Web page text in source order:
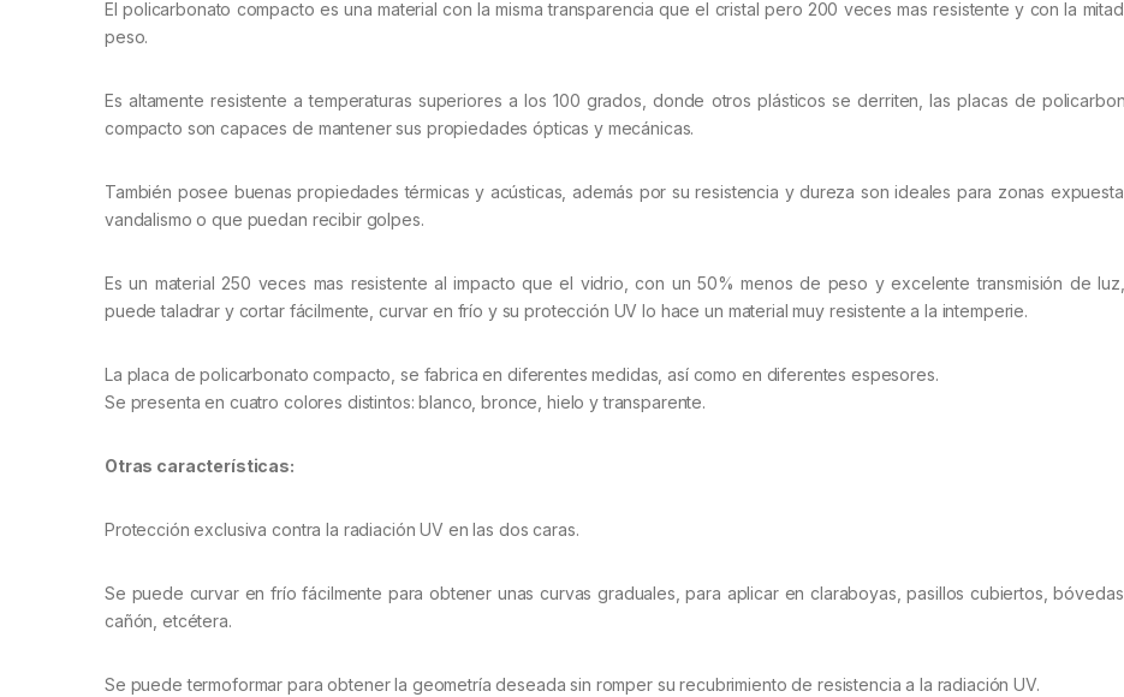
El policarbonato compacto es una material con la misma transparencia que el cristal pero 200 veces mas resistente y con la
peso.
Es altamente resistente a temperaturas superiores a los 100 grados, donde otros plásticos se derriten, las placas de
compacto son capaces de mantener sus propiedades ópticas y mecánicas.
También posee buenas propiedades térmicas y acústicas, además por su resistencia y dureza son ideales para zonas
vandalismo o que puedan recibir golpes.
Es un material 250 veces mas resistente al impacto que el vidrio, con un 50% menos de peso y excelente transmisión de
puede taladrar y cortar fácilmente, curvar en frío y su protección UV lo hace un material muy resistente a la intemperie.
La placa de policarbonato compacto, se fabrica en diferentes medidas, así como en diferentes espesores.
Se presenta en cuatro colores distintos: blanco, bronce, hielo y transparente.
Otras características:
Protección exclusiva contra la radiación UV en las dos caras.
Se puede curvar en frío fácilmente para obtener unas curvas graduales, para aplicar en claraboyas, pasillos cubiertos,
cañón, etcétera.
Se puede termoformar para obtener la geometría deseada sin romper su recubrimiento de resistencia a la radiación UV.